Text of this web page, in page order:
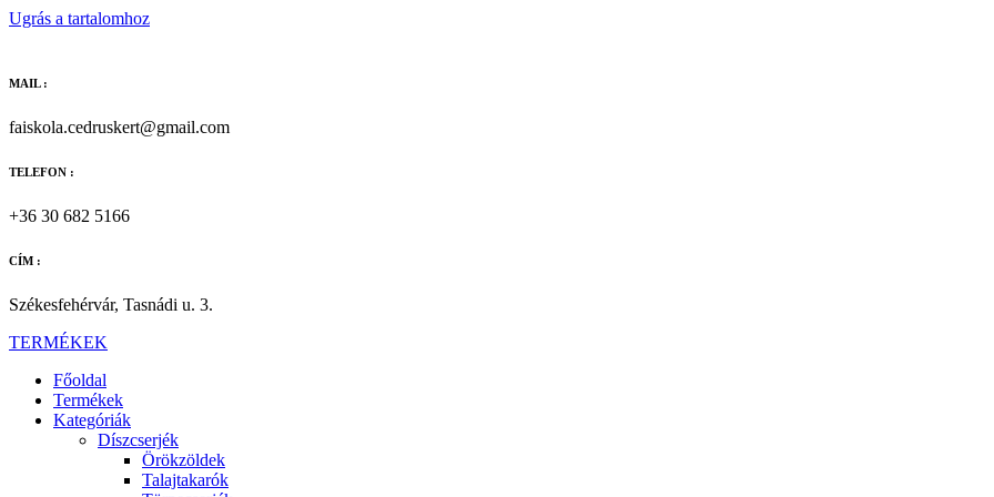
Ugrás a tartalomhoz
MAIL :
faiskola.cedruskert@gmail.com
TELEFON :
+36 30 682 5166
CÍM :
Székesfehérvár, Tasnádi u. 3.
TERMÉKEK
Főoldal
Termékek
Kategóriák
Díszcserjék
Örökzöldek
Talajtakarók